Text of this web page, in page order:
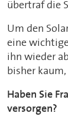
übertraf die
Um den
eine
ihn wieder
bisher
Haben Sie
versorgen?